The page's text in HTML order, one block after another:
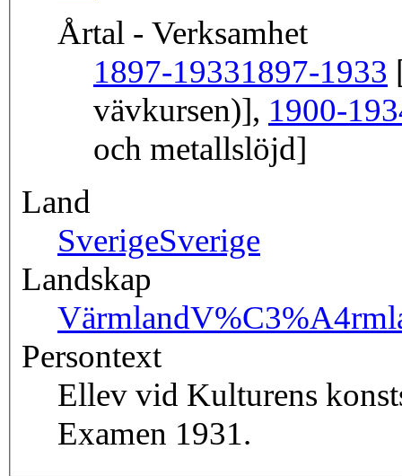
Årtal - Verksamhet
1897-19331897-1933
vävkursen)], 1900-
och metallslöjd]
Land
SverigeSverige
Landskap
Värmland
Persontext
Ellev vid Kulturens
Examen 1931.